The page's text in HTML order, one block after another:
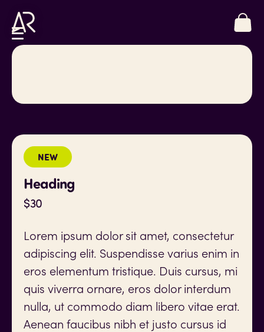
NEW
Heading
$30
Lorem ipsum dolor sit amet, consectetur
adipiscing elit. Suspendisse varius enim in
eros elementum tristique. Duis cursus, mi
quis viverra ornare, eros dolor interdum
nulla, ut commodo diam libero vitae erat.
Aenean faucibus nibh et justo cursus id